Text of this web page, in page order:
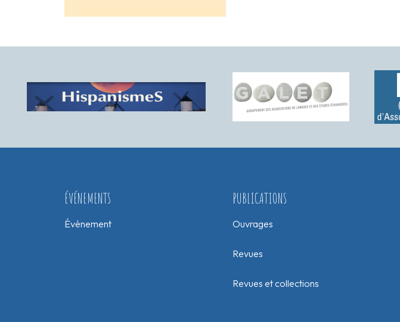
ÉVÉNEMENTS
Évènement
PUBLICATIONS
Ouvrages
Revues
Revues et collections